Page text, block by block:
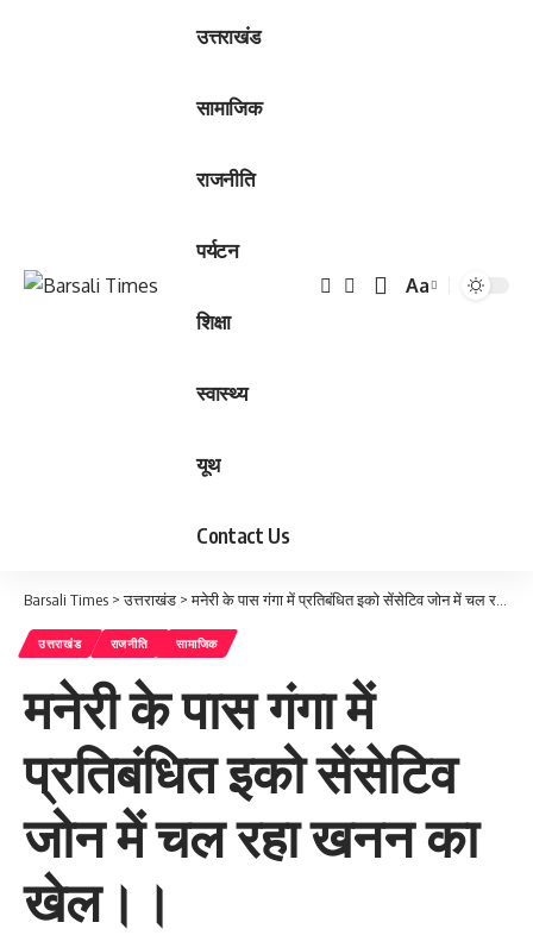
उत्तराखंड
सामाजिक
राजनीति
पर्यटन
शिक्षा
स्वास्थ्य
यूथ
Contact Us
Font
Aa
Barsali Times >उत्तराखंड >मनेरी के पास गंगा में प्रतिबंधित इको सेंसेटिव जोन में चल रहा खनन का खेल।।
उत्तराखंड राजनीति सामाजिक
मनेरी के पास गंगा में
प्रतिबंधित इको सेंसेटिव
जोन में चल रहा खनन का
खेल।।